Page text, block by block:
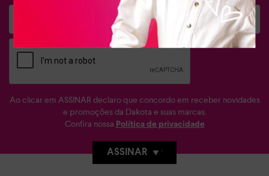
Ao clicar em ASSINAR declaro que concordo em receber novidades
e promoções da Dakota e suas marcas.
Confira nossa Política de privacidade
ASSINAR